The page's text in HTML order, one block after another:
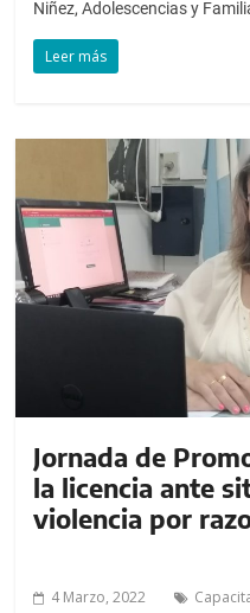
Niñez, Adolescencias y
Leer más
Jornada de
la licencia ante
violencia por
4 Marzo, 2022